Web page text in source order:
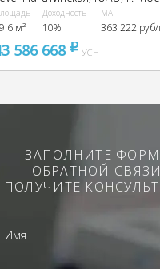
м²
Доходность
10%
МАП
363 222
586 668 pуб
УСН
ЗАПОЛНИТЕ
ОБРАТНОЙ СВЯЗИ
ПОЛУЧИТЕ